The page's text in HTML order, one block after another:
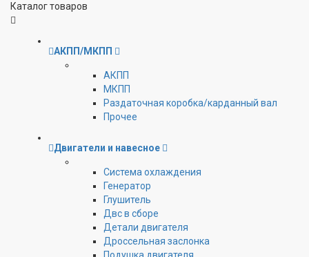
Каталог товаров
АКПП/МКПП
АКПП
МКПП
Раздаточная коробка/карданный вал
Прочее
Двигатели и навесное
Cистема охлаждения
Генератор
Глушитель
Двс в сборе
Детали двигателя
Дроссельная заслонка